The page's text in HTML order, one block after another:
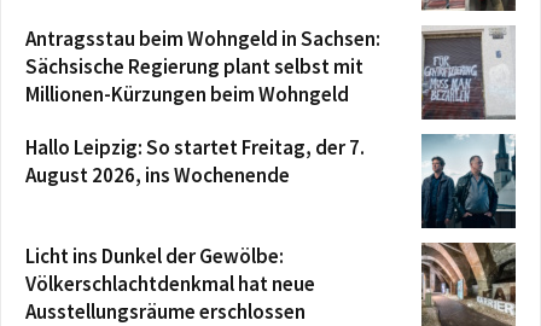
Antragsstau beim Wohngeld in Sachsen:
Sächsische Regierung plant selbst mit
Millionen-Kürzungen beim Wohngeld
Hallo Leipzig: So startet Freitag, der 7.
August 2026, ins Wochenende
Licht ins Dunkel der Gewölbe:
Völkerschlachtdenkmal hat neue
Ausstellungsräume erschlossen